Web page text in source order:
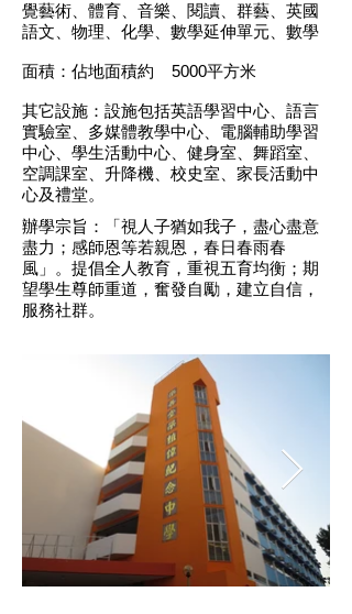
覺藝術、體育、音樂、閱讀、群藝、英國
語文、物理、化學、數學延伸單元、數學
面積：佔地面積約 5000平方米
其它設施：設施包括英語學習中心、語言
實驗室、多媒體教學中心、電腦輔助學習
中心、學生活動中心、健身室、舞蹈室、
空調課室、升降機、校史室、家長活動中
心及禮堂。
辦學宗旨：「視人子猶如我子，盡心盡意
盡力；感師恩等若親恩，春日春雨春
風」。提倡全人教育，重視五育均衡；期
望學生尊師重道，奮發自勵，建立自信，
服務社群。